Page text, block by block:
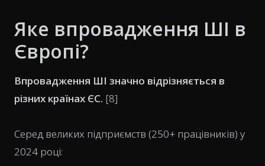
Яке впровадження ШІ в
Європі?
Впровадження ШІ значно відрізняється в
різних країнах ЄС. [8]
Серед великих підприємств (250+ працівників) у
2024 році: